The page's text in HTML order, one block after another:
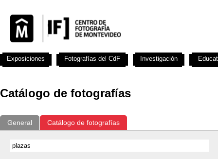
Catálogo de fotografías
General Catálogo de fotografías
Exposiciones Fotografías del CdF Investigación